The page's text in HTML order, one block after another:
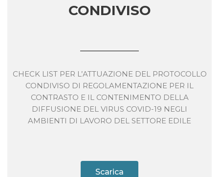
CONDIVISO
CHECK LIST PER L’ATTUAZIONE DEL PROTOCOLLO
CONDIVISO DI REGOLAMENTAZIONE PER IL
CONTRASTO E IL CONTENIMENTO DELLA
DIFFUSIONE DEL VIRUS COVID-19 NEGLI
AMBIENTI DI LAVORO DEL SETTORE EDILE
Scarica